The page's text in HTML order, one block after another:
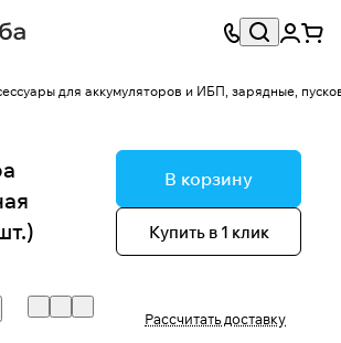
для аккумуляторов и ИБП, зарядные,
В корзину
Купить в 1 клик
Рассчитать доставку